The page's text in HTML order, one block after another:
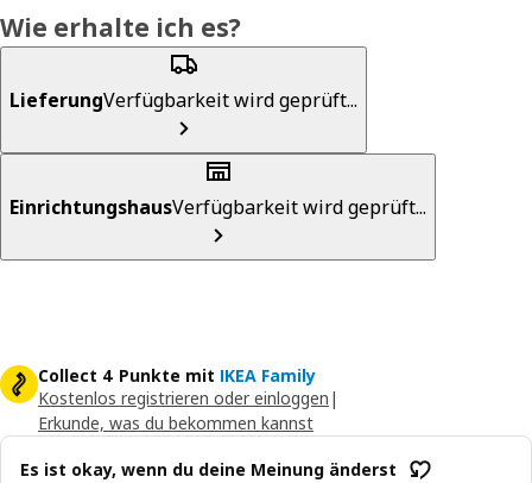
Wie erhalte ich es?
LieferungVerfügbarkeit wird geprüft...
EinrichtungshausVerfügbarkeit wird geprüft...
Collect 4 Punkte mit IKEA Family
Kostenlos registrieren oder einloggen |
Erkunde, was du bekommen kannst
Es ist okay, wenn du deine Meinung änderst